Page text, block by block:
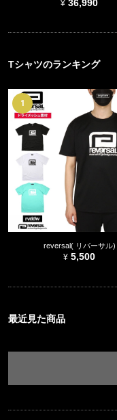
36,990
Tシャツのランキング
1
reversal( リバーサル)
5,500
最近見た商品